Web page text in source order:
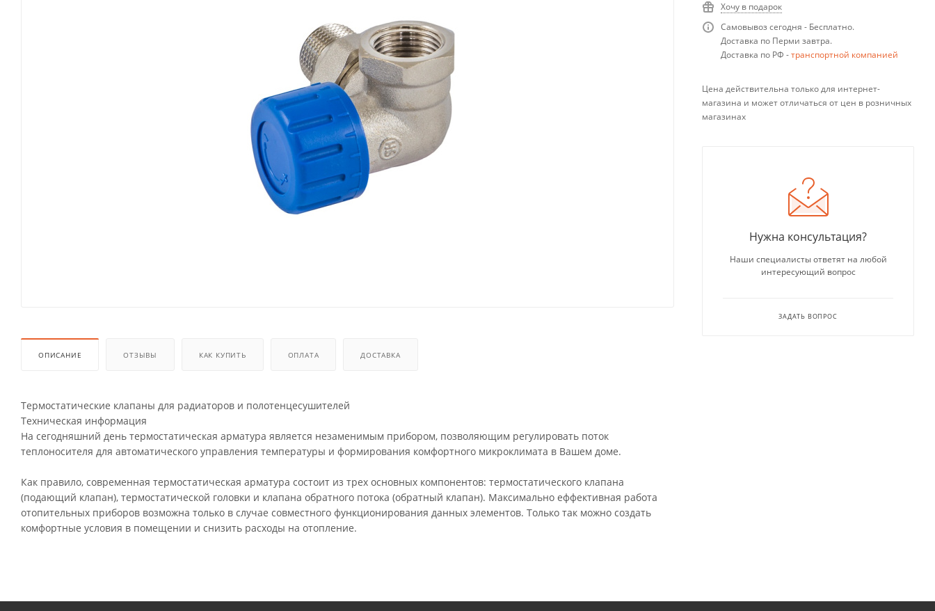
ОПИСАНИЕ ОТЗЫВЫ КАК КУПИТЬ ОПЛАТА ДОСТАВКА
Термостатические клапаны для радиаторов и полотенцесушителей
Техническая информация
На сегодняшний день термостатическая арматура является незаменимым прибором, позволяющим регулировать поток
теплоносителя для автоматического управления температуры и формирования комфортного микроклимата в Вашем доме.
Как правило, современная термостатическая арматура состоит из трех основных компонентов: термостатического клапана
(подающий клапан), термостатической головки и клапана обратного потока (обратный клапан). Максимально еффективная работа
отопительных приборов возможна только в случае совместного функционирования данных элементов. Только так можно создать
комфортные условия в помещении и снизить расходы на отопление.
Хочу в подарок
Самовывоз сегодня - Бесплатно.
Доставка по Перми завтра.
Доставка по РФ -транспортной компанией
Цена действительна только для интернет-
магазина и может отличаться от цен в розничных
магазинах
Нужна консультация?
Наши специалисты ответят на любой
интересующий вопрос
ЗАДАТЬ ВОПРОС